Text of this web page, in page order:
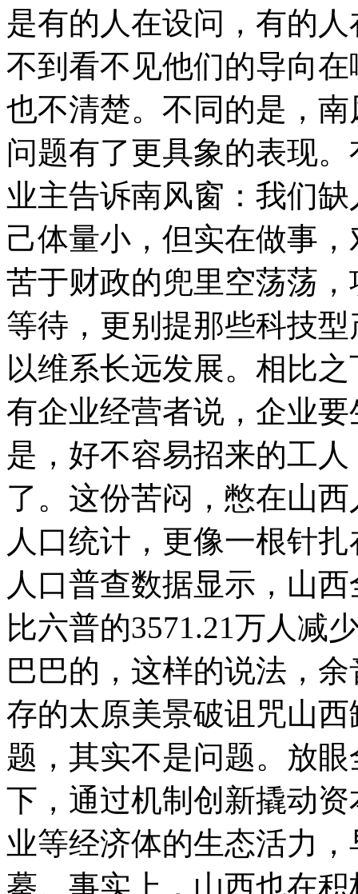
是有的人在设问，有的
不到看不见他们的导向
也不清楚。不同的是，
问题有了更具象的表现
业主告诉南风窗：我们
己体量小，但实在做事
苦于财政的兜里空荡荡
等待，更别提那些科技
以维系长远发展。相比
有企业经营者说，企业
是，好不容易招来的工
了。这份苦闷，憋在山
人口统计，更像一根针
人口普查数据显示，山
比六普的3571.21万人减
巴巴的，这样的说法，
存的太原美景破诅咒山
题，其实不是问题。放
下，通过机制创新撬动
业等经济体的生态活力
摹。事实上，山西也在